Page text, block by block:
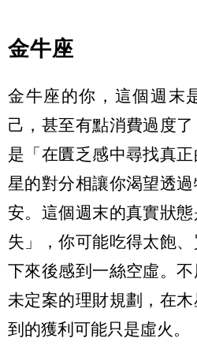
金牛座
金牛座的你，這個週末
己，甚至有點消費過度
是「在匱乏感中尋找真
星的對分相讓你渴望透
安。這個週末的真實狀
失」，你可能吃得太飽
下來後感到一絲空虛。
未定案的理財規劃，在
到的獲利可能只是虛火。